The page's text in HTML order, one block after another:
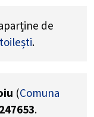
de
.
(Comuna
247653.